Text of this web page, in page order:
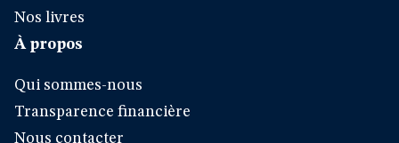
Nos livres
À propos
Qui sommes-nous
Transparence financière
Nous contacter